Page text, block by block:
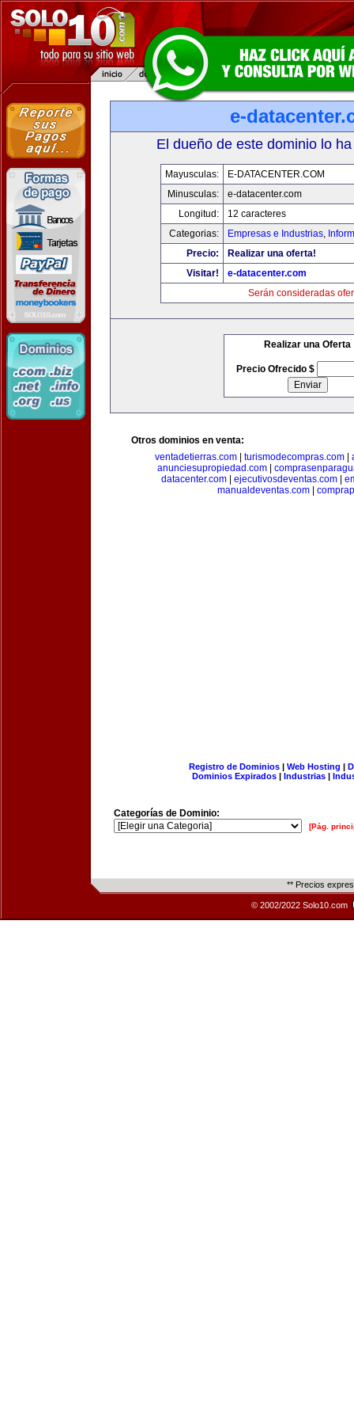
e-
El dueño de este dominio lo
Mayusculas:
E-DATACENTER.COM
Minusculas:
e-datacenter.com
Longitud:
12 caracteres
Categorias:
Empresas e Industrias,
Precio:
Realizar una oferta!
Visitar!
e-datacenter.com
Serán consideradas
Realizar una Oferta
Precio Ofrecido $
Otros dominios en venta:
ventadetierras.com
turismodecompras.com
anunciesupropiedad.com|
datacenter.com
ejecutivosdeventas.com
manualdeventas.com|
Registro de Dominios| Web Hosting |
Dominios Expirados | Industrias |
Categorías de Dominio:
[Pág.
** Precios
© 2002/2022 Solo10.com